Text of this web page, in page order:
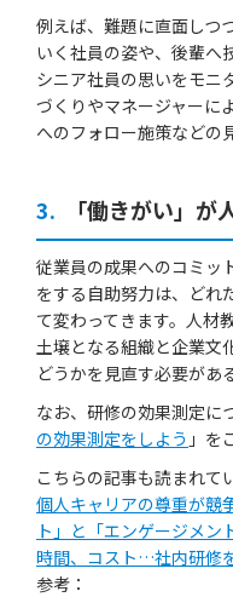
例えば、難題に直面しつ
いく社員の姿や、後輩へ
シニア社員の思いをモニ
づくりやマネージャーに
へのフォロー施策などの
3. 「働きがい」が
従業員の成果へのコミッ
をする自助努力は、どれ
て変わってきます。人材
土壌となる組織と企業文
どうかを見直す必要があ
なお、研修の効果測定に
の効果測定をしよう 」を
こちらの記事も読まれて
個人キャリアの尊重が競
ト」と「エンゲージメン
時間、コスト…社内研修
参考：